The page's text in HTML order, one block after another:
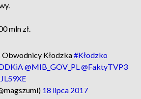
mln zł.
Kłodzka#Kłodzko
@MIB_GOV_PL@FaktyTVP3
18 lipca 2017